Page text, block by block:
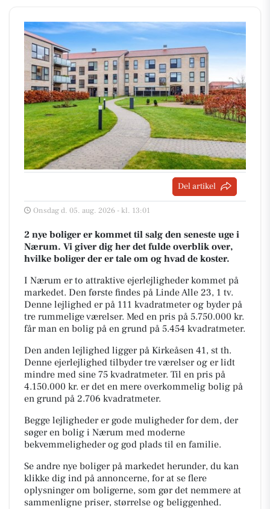
Del artikel
Onsdag d. 05. aug. 2026 - kl. 13:01
2 nye boliger er kommet til salg den seneste uge i
Nærum. Vi giver dig her det fulde overblik over,
hvilke boliger der er tale om og hvad de koster.
I Nærum er to attraktive ejerlejligheder kommet på
markedet. Den første findes på Linde Alle 23, 1 tv.
Denne lejlighed er på 111 kvadratmeter og byder på
tre rummelige værelser. Med en pris på 5.750.000 kr.
får man en bolig på en grund på 5.454 kvadratmeter.
Den anden lejlighed ligger på Kirkeåsen 41, st th.
Denne ejerlejlighed tilbyder tre værelser og er lidt
mindre med sine 75 kvadratmeter. Til en pris på
4.150.000 kr. er det en mere overkommelig bolig på
en grund på 2.706 kvadratmeter.
Begge lejligheder er gode muligheder for dem, der
søger en bolig i Nærum med moderne
bekvemmeligheder og god plads til en familie.
Se andre nye boliger på markedet herunder, du kan
klikke dig ind på annoncerne, for at se flere
oplysninger om boligerne, som gør det nemmere at
sammenligne priser, størrelse og beliggenhed.